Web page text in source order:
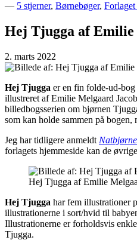
Bech's Books
— 5 stjerner, Børnebøger,
Hej Tjugga af Emilie
2. marts 2022
Hej Tjugga er en fin folde-ud-
illustreret af Emilie Melgaard
billedbogsserien om bjørnen
som kan holde sammen på bogen,
Jeg har tidligere anmeldt
forlagets hjemmeside kan de
Hej Tjugga af Emilie
Hej Tjugga har fem illustrationer
illustrationerne i sort/hvid til
Illustrationerne er forholdsvis
Tjugga.